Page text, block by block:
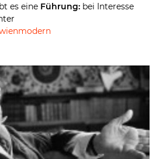
es eine Führung: bei Interesse